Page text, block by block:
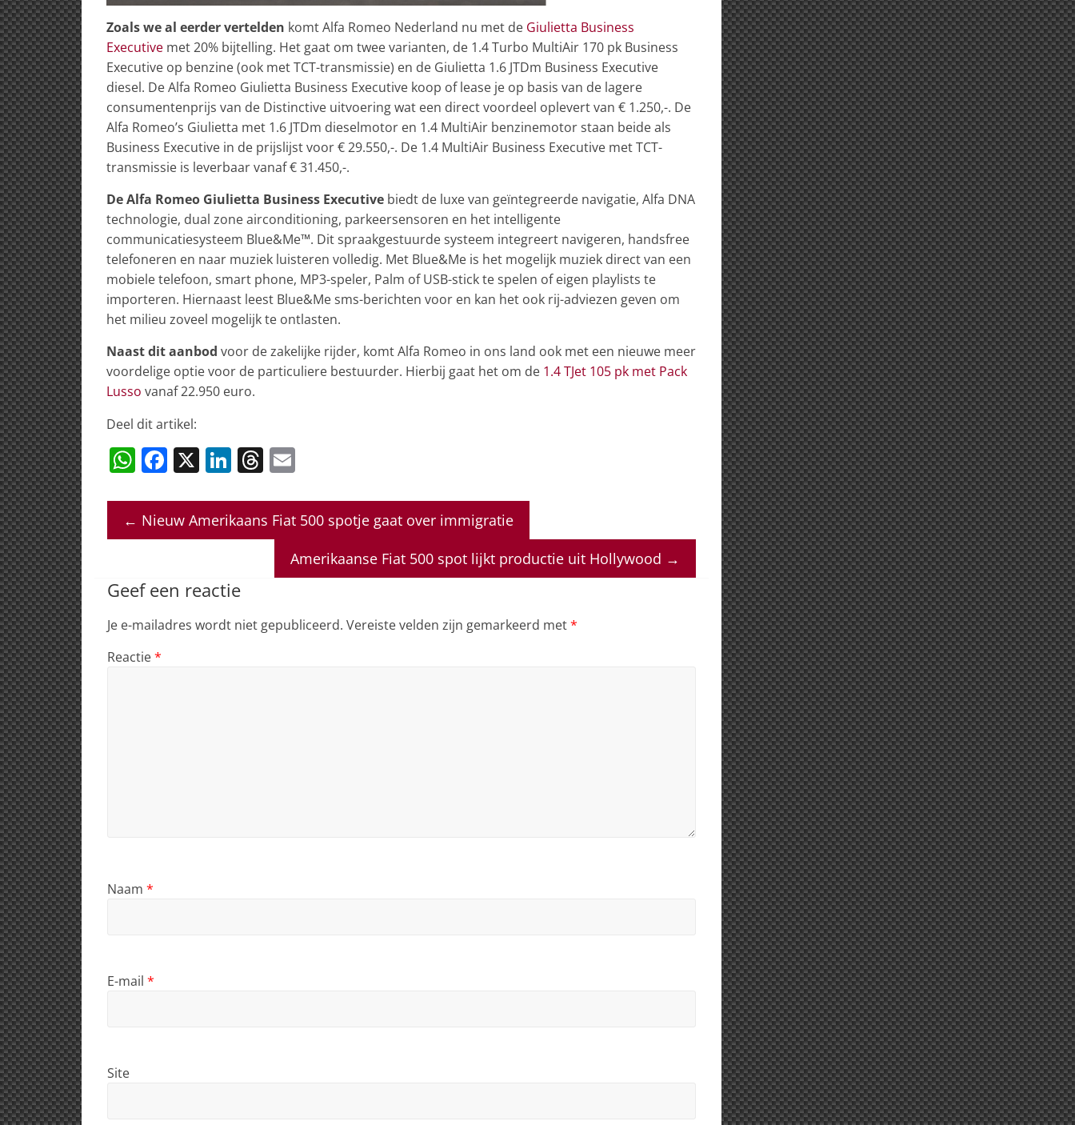
Zoals we al eerder vertelden komt Alfa Romeo Nederland nu met de Giulietta Business
Executive met 20% bijtelling. Het gaat om twee varianten, de 1.4 Turbo MultiAir 170 pk Business
Executive op benzine (ook met TCT-transmissie) en de Giulietta 1.6 JTDm Business Executive
diesel. De Alfa Romeo Giulietta Business Executive koop of lease je op basis van de lagere
consumentenprijs van de Distinctive uitvoering wat een direct voordeel oplevert van € 1.250,-. De
Alfa Romeo’s Giulietta met 1.6 JTDm dieselmotor en 1.4 MultiAir benzinemotor staan beide als
Business Executive in de prijslijst voor € 29.550,-. De 1.4 MultiAir Business Executive met TCT-
transmissie is leverbaar vanaf € 31.450,-.
De Alfa Romeo Giulietta Business Executive biedt de luxe van geïntegreerde navigatie, Alfa DNA
technologie, dual zone airconditioning, parkeersensoren en het intelligente
communicatiesysteem Blue&Me™. Dit spraakgestuurde systeem integreert navigeren, handsfree
telefoneren en naar muziek luisteren volledig. Met Blue&Me is het mogelijk muziek direct van een
mobiele telefoon, smart phone, MP3-speler, Palm of USB-stick te spelen of eigen playlists te
importeren. Hiernaast leest Blue&Me sms-berichten voor en kan het ook rij-adviezen geven om
het milieu zoveel mogelijk te ontlasten.
Naast dit aanbod voor de zakelijke rijder, komt Alfa Romeo in ons land ook met een nieuwe meer
voordelige optie voor de particuliere bestuurder. Hierbij gaat het om de 1.4 TJet 105 pk met Pack
Lusso vanaf 22.950 euro.
Deel dit artikel:
W
at
s
p
F
c
e
o
o
k
X Li
k
e
n
T
re
a
s
ai
l
← Nieuw Amerikaans Fiat 500 spotje gaat over immigratie
Amerikaanse Fiat 500 spot lijkt productie uit Hollywood →
Geef een reactie
Je e-mailadres wordt niet gepubliceerd. Vereiste velden zijn gemarkeerd met*
Reactie*
Naam *
E-mail *
Site